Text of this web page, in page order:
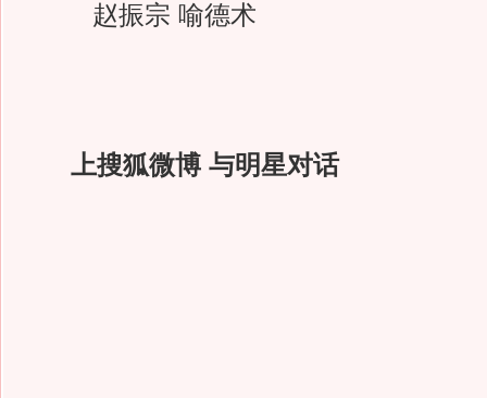
赵振宗 喻德术
上搜狐微博 与明星对话